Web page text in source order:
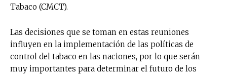
Tabaco (CMCT).
Las decisiones que se toman en estas reuniones
influyen en la implementación de las políticas de
control del tabaco en las naciones, por lo que serán
muy importantes para determinar el futuro de los